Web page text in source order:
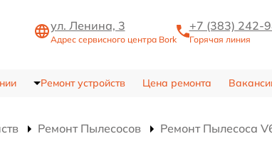
ул. Ленина, 3
Адрес сервисного центра Bork
+7 (383) 242-
Горячая линия
Ремонт устройств Цена ремонта
Ремонт Пылесосов Ремонт Пылесоса